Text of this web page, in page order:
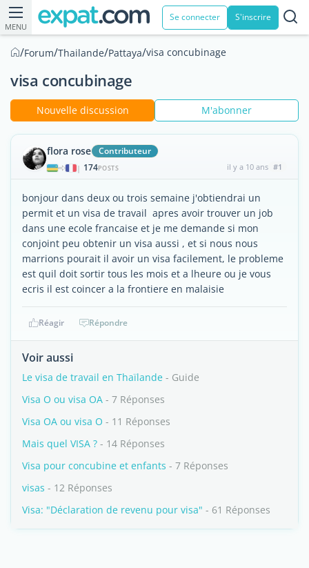
MENU
Se connecter S'inscrire
/Forum/Thailande/Pattaya/visa concubinage
visa concubinage
Nouvelle discussion M'abonner
flora rose Contributeur
| 174POSTS il y a 10 ans #1
bonjour dans deux ou trois semaine j'obtiendrai un
permit et un visa de travail apres avoir trouver un job
dans une ecole francaise et je me demande si mon
conjoint peu obtenir un visa aussi , et si nous nous
marrions pourait il avoir un visa facilement, le probleme
est quil doit sortir tous les mois et a lheure ou je vous
ecris il est coincer a la frontiere en malaisie
Réagir Répondre
Voir aussi
Le visa de travail en Thaïlande - Guide
Visa O ou visa OA - 7 Réponses
Visa OA ou visa O - 11 Réponses
Mais quel VISA ? - 14 Réponses
Visa pour concubine et enfants - 7 Réponses
visas - 12 Réponses
Visa: "Déclaration de revenu pour visa" - 61 Réponses